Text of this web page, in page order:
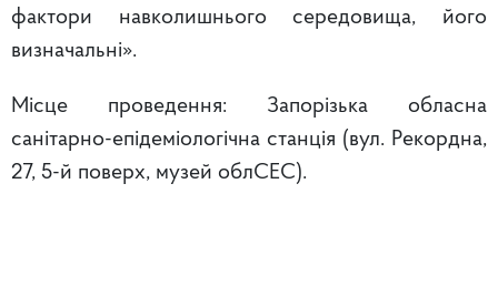
фактори навколишнього середовища, його
визначальні».
Місце проведення: Запорізька обласна
санітарно-епідеміологічна станція (вул. Рекордна,
27, 5-й поверх, музей облСЕС).